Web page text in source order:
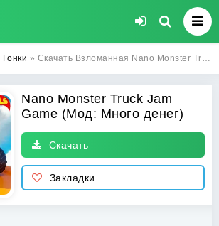
Гонки » Скачать Взломанная Nano Monster Truck Jam Game на андроид (Много денег)
Nano Monster Truck Jam
Game (Мод: Много денег)
Скачать
Закладки